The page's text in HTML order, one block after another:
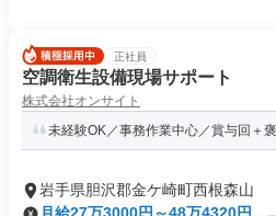
正社員
空調衛生設備現場サポート
株式会社オンサイト
未経験OK／事務作業中心／賞与回＋
岩手県胆沢郡金ケ崎町西根森山